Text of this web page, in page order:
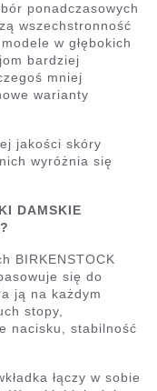
ponadczasowych
wszechstronność
w głębokich
bardziej
mniej
warianty
jakości skóry
wyróżnia się
DAMSKIE
BIRKENSTOCK
się do
ją na każdym
stopy,
nacisku, stabilność
łączy w sobie